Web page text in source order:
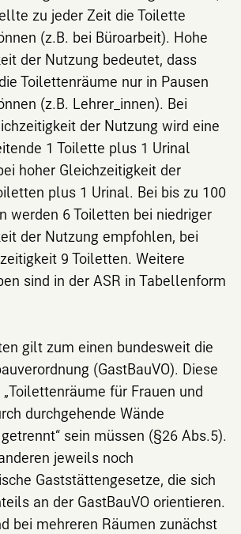
zu jeder Zeit die Toilette
(z.B. bei Büroarbeit). Hohe
der Nutzung bedeutet, dass
Toilettenräume nur in Pausen
(z.B. Lehrer_innen). Bei
der Nutzung wird eine
1 Toilette plus 1 Urinal
hoher Gleichzeitigkeit der
plus 1 Urinal. Bei bis zu 100
werden 6 Toiletten bei niedriger
der Nutzung empfohlen, bei
9 Toiletten. Weitere
sind in der ASR in Tabellenform
gilt zum einen bundesweit die
(GastBauVO). Diese
für Frauen und
durchgehende Wände
sein müssen (§26 Abs.5).
jeweils noch
Gaststättengesetze, die sich
an der GastBauVO orientieren.
bei mehreren Räumen zunächst